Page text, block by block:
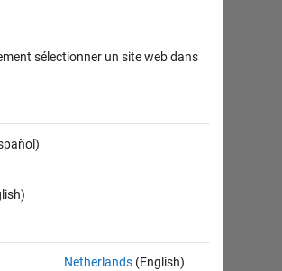
sélectionner un site web dans
Netherlands(English)